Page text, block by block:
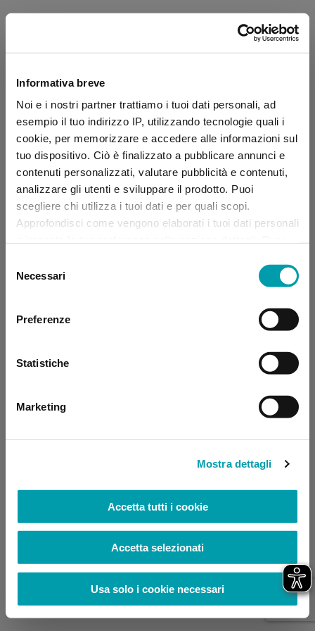
Informativa breve
Noi e i nostri partner trattiamo i tuoi dati personali, ad
esempio il tuo indirizzo IP, utilizzando tecnologie quali i
cookie, per memorizzare e accedere alle informazioni sul
tuo dispositivo. Ciò è finalizzato a pubblicare annunci e
contenuti personalizzati, valutare pubblicità e contenuti,
analizzare gli utenti e sviluppare il prodotto. Puoi
scegliere chi utilizza i tuoi dati e per quali scopi.
Approfondisci come vengono elaborati i tuoi dati personali
momento dalla Dichiarazione sui “
delNecessari
Preferenze
Statistiche
Marketing
Mostra dettagli
Accetta tutti i cookie
Accetta selezionati
Usa solo i cookie necessari
Application error: a client-side exception has occurred (see the
browser console for more information)